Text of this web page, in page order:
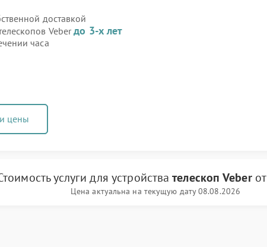
доставкой
Veberдо 3-х лет
часа
цены
услуги для устройствателескоп Veberот
Цена актуальна на текущую дату 08.08.2026